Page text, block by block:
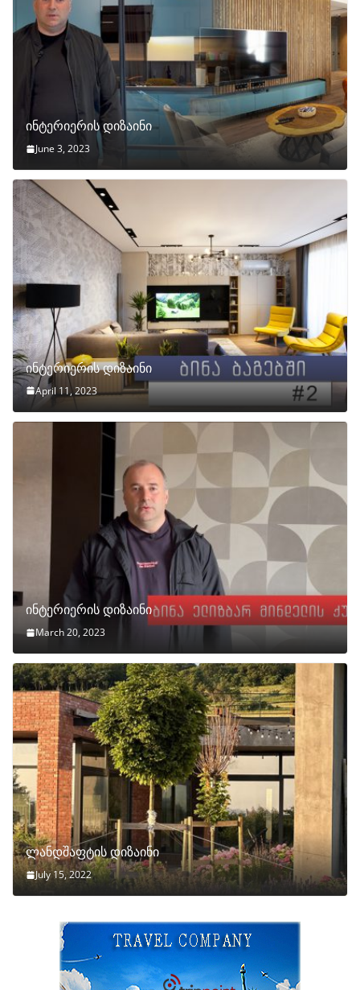
ინტერიერის დიზაინი
June 3, 2023
ინტერიერის დიზაინი
April 11, 2023
ინტერიერის დიზაინი
March 20, 2023
ლანდშაფტის დიზაინი
July 15, 2022